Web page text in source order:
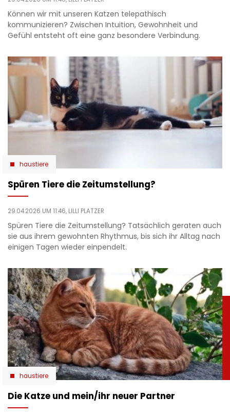
Können wir mit unseren Katzen telepathisch
kommunizieren? Zwischen Intuition, Gewohnheit und
Gefühl entsteht oft eine ganz besondere Verbindung.
haustiere
Spüren Tiere die Zeitumstellung?
29.04.2026 UM 11:46, LILLI PLATZER
Spüren Tiere die Zeitumstellung? Tatsächlich geraten auch
sie aus ihrem gewohnten Rhythmus, bis sich ihr Alltag nach
einigen Tagen wieder einpendelt.
haustiere
Die Katze und mein/ihr neuer Partner